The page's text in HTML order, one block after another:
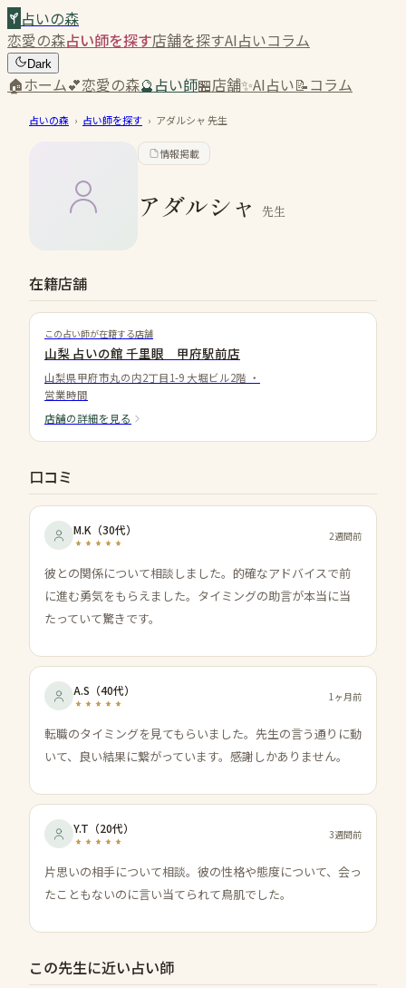
占いの森
恋愛の森占い師を探す店舗を探すAI占いコラム
Dark
🏠ホーム💕恋愛の森🔮占い師🏪店舗✨AI占い📝コラム
占いの森 › 占い師を探す › アダルシャ先生
情報掲載
アダルシャ 先生
在籍店舗
この占い師が在籍する店舗
山梨 占いの館 千里眼 甲府駅前店
山梨県甲府市丸の内2丁目1-9 大堀ビル2階 ・
営業時間
店舗の詳細を見る
口コミ
M.K （30代） 2週間前
彼との関係について相談しました。的確なアドバイスで前
に進む勇気をもらえました。タイミングの助言が本当に当
たっていて驚きです。
A.S （40代） 1ヶ月前
転職のタイミングを見てもらいました。先生の言う通りに動
いて、良い結果に繋がっています。感謝しかありません。
Y.T （20代） 3週間前
片思いの相手について相談。彼の性格や態度について、会っ
たこともないのに言い当てられて鳥肌でした。
この先生に近い占い師